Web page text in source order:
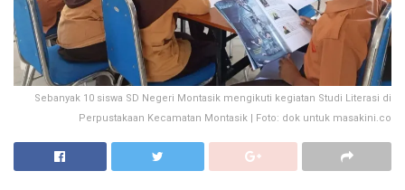
Sebanyak 10 siswa SD Negeri Montasik mengikuti kegiatan Studi Literasi di
Perpustakaan Kecamatan Montasik | Foto: dok untuk masakini.co